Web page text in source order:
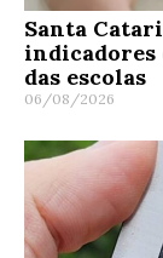
Santa
indicadores
das escolas
06/08/2026